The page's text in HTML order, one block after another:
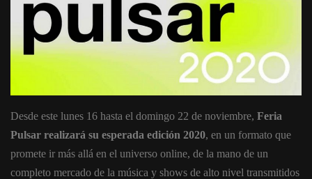
Desde este lunes 16 hasta el domingo 22 de noviembre, Feria
Pulsar realizará su esperada edición 2020, en un formato que
promete ir más allá en el universo online, de la mano de un
completo mercado de la música y shows de alto nivel transmitidos